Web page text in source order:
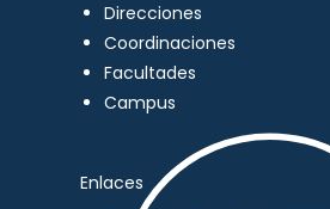
Direcciones
Coordinaciones
Facultades
Campus
Enlaces